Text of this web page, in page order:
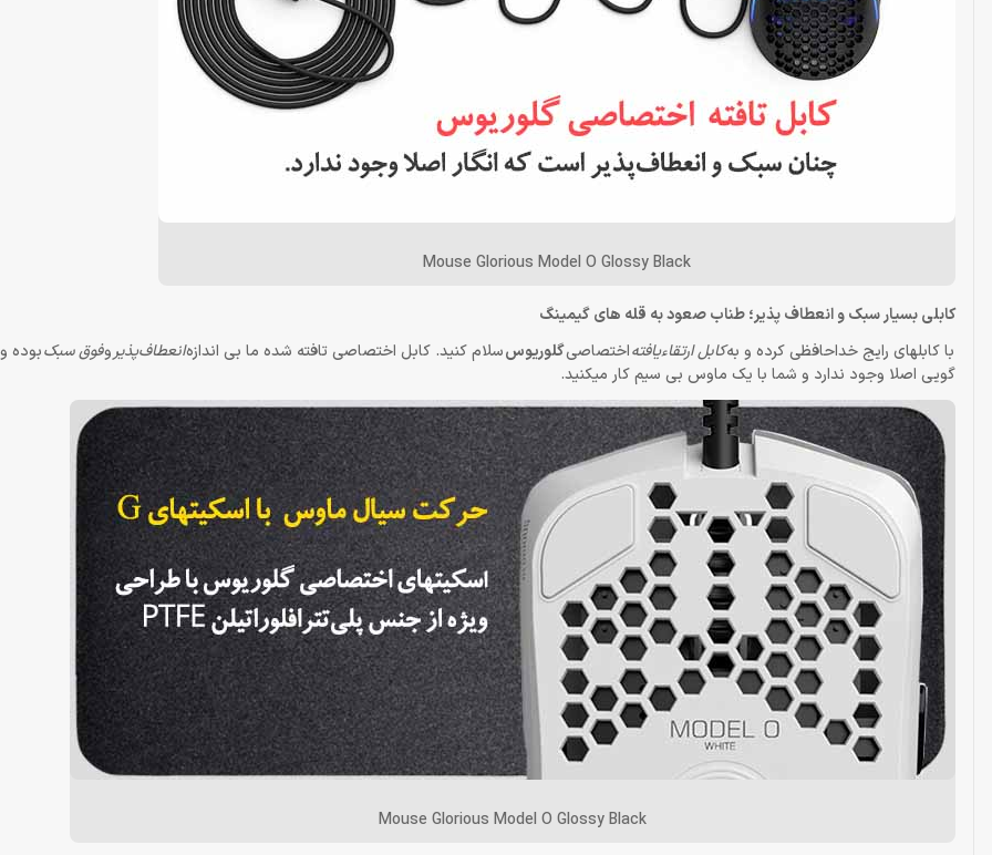
Mouse Glorious Model O Glossy Black
کابلی بسیار سبک و انعطاف پذیر؛ طناب صعود به قله های گیمینگ
با کابلهای رایج خداحافظی کرده و بهکابل ارتقاءیافتهاختصاصیگلوریوسسلام کنید. کابل اختصاصی تافته شده ما بی اندازهانعطاف‌پذیروفوق سبکبوده
گویی اصلا وجود ندارد و شما با یک ماوس بی سیم کار میکنید.
Mouse Glorious Model O Glossy Black